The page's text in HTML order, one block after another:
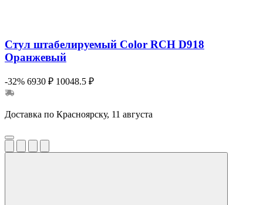
Стул штабелируемый Color RCH D918
Оранжевый
-32% 6930 ₽ 10048.5 ₽
Доставка по Красноярску, 11 августа